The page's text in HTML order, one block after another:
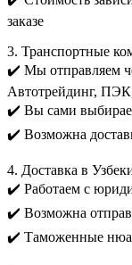
заказе
3. Транспортные
✔️ Мы отправляем
Автотрейдинг,
✔️ Вы сами
✔️ Возможна
4. Доставка в
✔️ Работаем с
✔️ Возможна
✔️ Таможенные